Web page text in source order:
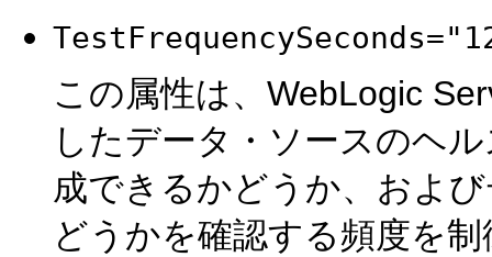
この属性は、WebLogic
したデータ・ソースのヘ
成できるかどうか、およ
どうかを確認する頻度を